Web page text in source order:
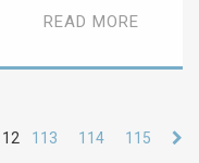
READ MORE
113 114 115